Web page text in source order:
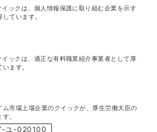
ックは、個人情報保護に取り組む企業を示す
ています。
ックは、適正な有料職業紹介事業者として厚
ます。
市場上場企業のクイックが、厚生労働大臣の
。
ユ-020100